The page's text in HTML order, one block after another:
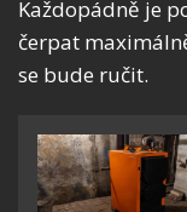
Každopádně je
čerpat
se bude ručit.